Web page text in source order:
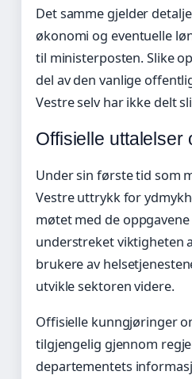
Det samme gjelder
økonomi og eventuelle
til ministerposten. Slike
del av den vanlige
Vestre selv har ikke delt
Offisielle uttalelser
Under sin første tid som
Vestre uttrykk for
møtet med de
understreket viktigheten
brukere av
utvikle sektoren videre.
Offisielle kunngjøringer
tilgjengelig gjennom
departementets